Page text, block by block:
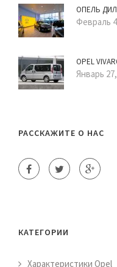
ОПЕЛЬ
Февраль
OPEL
Январь
РАССКАЖИТЕ О НАС
КАТЕГОРИИ
Характеристики Opel